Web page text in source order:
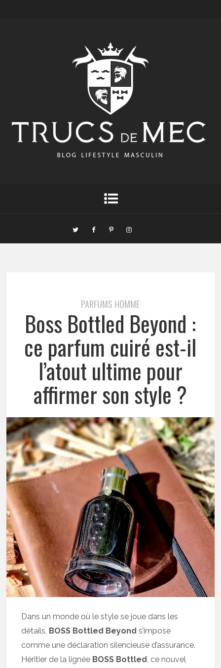
PARFUMS HOMME
Boss Bottled Beyond :
ce parfum cuiré est-il
l’atout ultime pour
affirmer son style ?
Dans un monde où le style se joue dans les
détails, BOSS Bottled Beyond s’impose
comme une déclaration silencieuse d’assurance.
Héritier de la lignée BOSS Bottled, ce nouvel